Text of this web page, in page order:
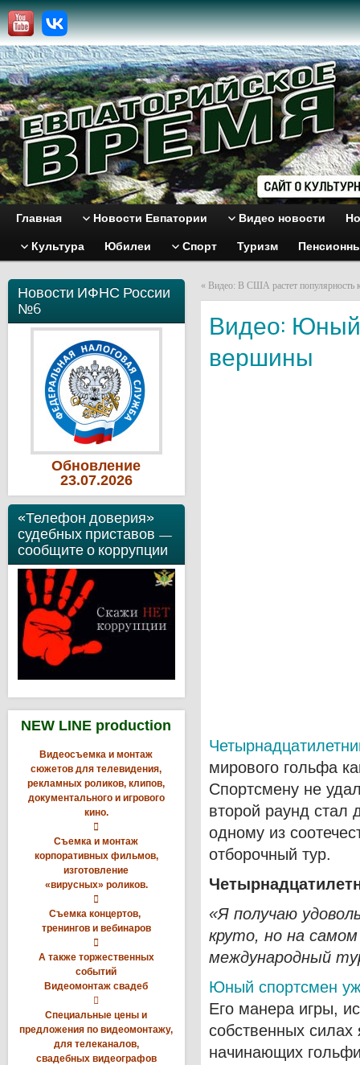
Главная Новости Евпатории Видео новости
Культура Юбилеи Спорт Туризм
Новости ИФНС России
№6
Обновление
23.07.2026
«Телефон доверия»
судебных приставов —
сообщите о коррупции
NEW LINE production
Видеосъемка и монтаж
сюжетов для телевидения,
рекламных роликов, клипов,
документального и игрового
кино.

Съемка и монтаж
корпоративных фильмов,
изготовление
«вирусных» роликов.

Съемка концертов,
тренингов и вебинаров

А также торжественных
событий
Видеомонтаж свадеб

Специальные цены и
предложения по видеомонтажу,
для телеканалов,
свадебных видеографов
« Видео: В США растет популярность
Видео: Юный
вершины
мирового гольфа
Спортсмену не
второй раунд стал
одному из
отборочный тур.
«Я получаю
круто, но на
международный
Юный спортсмен
Его манера игры,
собственных
начинающих